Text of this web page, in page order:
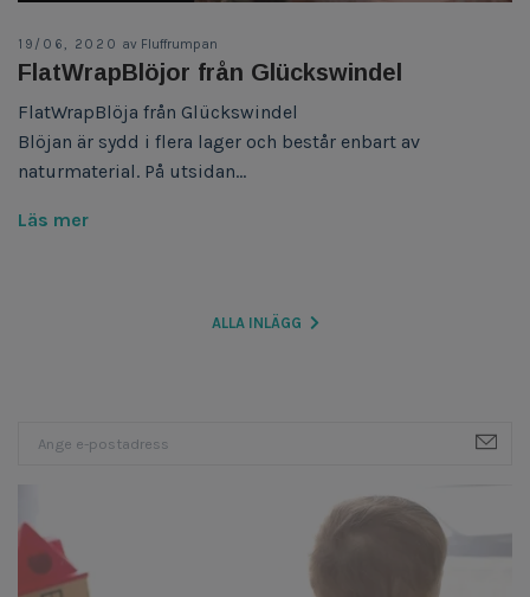
19/06, 2020 av Fluffrumpan
FlatWrapBlöjor från Glückswindel
FlatWrapBlöja från Glückswindel
Blöjan är sydd i flera lager och består enbart av
naturmaterial. På utsidan...
Läs mer
ALLA INLÄGG